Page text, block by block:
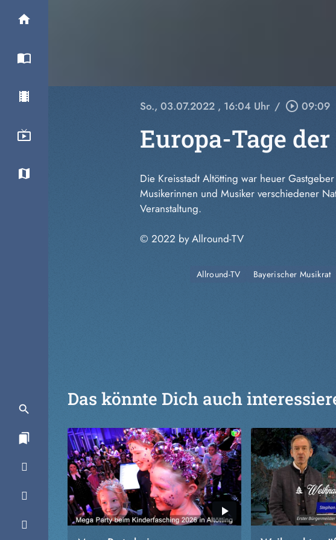
So., 03.07.2022 , 16:04 Uhr / play_circle_outline 09:09
Europa-Tage
Die Kreisstadt Altötting war heuer
Musikerinnen und Musiker verschiedener
Veranstaltung.
© 2022 by Allround-TV
Allround-TV Bayerischer Musikrat
Das könnte Dich auch